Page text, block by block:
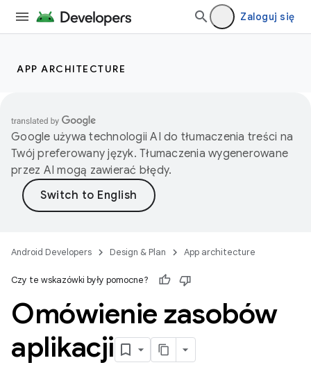
Zaloguj się
APP ARCHITECTURE
Google używa technologii AI do tłumaczenia treści na
Twój preferowany język. Tłumaczenia wygenerowane
przez AI mogą zawierać błędy.
Android Developers Design & Plan App architecture
Czy te wskazówki były pomocne?
Omówienie zasobów
aplikacji